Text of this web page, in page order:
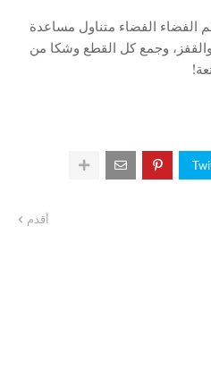
الفضاء الفضاء متناول مساعدة
وجمع كل القطع وشكا من
أقدم